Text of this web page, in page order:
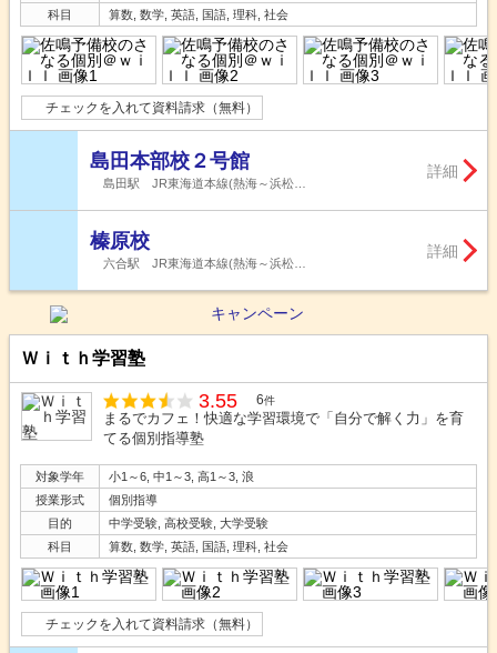
科目
算数, 数学, 英語, 国語, 理科, 社会
チェックを入れて資料請求（無料）
島田本部校２号館
島田駅 JR東海道本線(熱海～浜松…
詳細
榛原校
六合駅 JR東海道本線(熱海～浜松…
詳細
Ｗｉｔｈ学習塾
3.55 6件
まるでカフェ！快適な学習環境で「自分で解く力」を育
てる個別指導塾
対象学年
小1～6, 中1～3, 高1～3, 浪
授業形式
個別指導
目的
中学受験, 高校受験, 大学受験
科目
算数, 数学, 英語, 国語, 理科, 社会
チェックを入れて資料請求（無料）